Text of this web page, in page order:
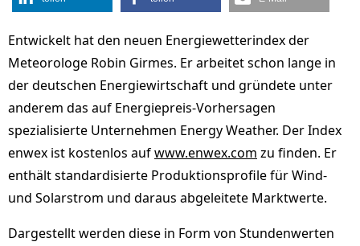
Entwickelt hat den neuen Energiewetterindex der
Meteorologe Robin Girmes. Er arbeitet schon lange in
der deutschen Energiewirtschaft und gründete unter
anderem das auf Energiepreis-Vorhersagen
spezialisierte Unternehmen Energy Weather. Der Index
enwex ist kostenlos aufwww.enwex.com zu finden. Er
enthält standardisierte Produktionsprofile für Wind-
und Solarstrom und daraus abgeleitete Marktwerte.
Dargestellt werden diese in Form von Stundenwerten